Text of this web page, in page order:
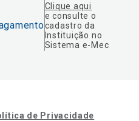
Clique aqui
e consulte o
cadastro da
Instituição no
Sistema e-Mec
de Privacidade